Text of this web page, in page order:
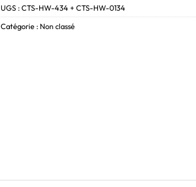
UGS :CTS-HW-434 + CTS-HW-0134
Catégorie : Non classé